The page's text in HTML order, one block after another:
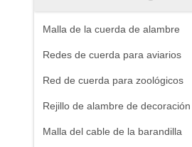
Malla de la cuerda de alambre
Redes de cuerda para aviarios
Red de cuerda para zoológicos
Rejillo de alambre de decoración
Malla del cable de la barandilla